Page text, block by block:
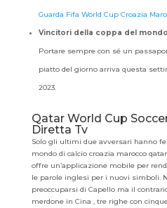
Guarda Fifa World Cup Croazia
Vincitori della coppa del
Portare sempre con sé un
piatto del giorno arriva questa
2023.
Qatar World Cup
Diretta Tv
Solo gli ultimi due avversari hanno
mondo di calcio croazia marocco
offre un’applicazione mobile per
le parole inglesi per i nuovi simboli.
preoccuparsi di Capello ma il
merdone in Cina , tre righe con